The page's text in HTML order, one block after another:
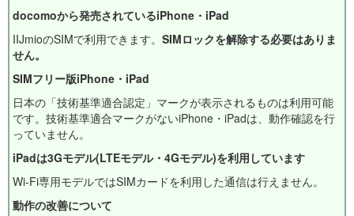
docomoから発売されているiPhone・iPad
IIJmioのSIMで利用できます。 SIMロックを解除する必要はありま
せん。
SIMフリー版iPhone・iPad
日本の「技術基準適合認定」マークが表示されるものは利用可能
です。技術基準適合マークがないiPhone・iPadは、動作確認を行
っていません。
iPadは3Gモデル(LTEモデル・4Gモデル)を利用しています
Wi-Fi専用モデルではSIMカードを利用した通信は行えません。
動作の改善について